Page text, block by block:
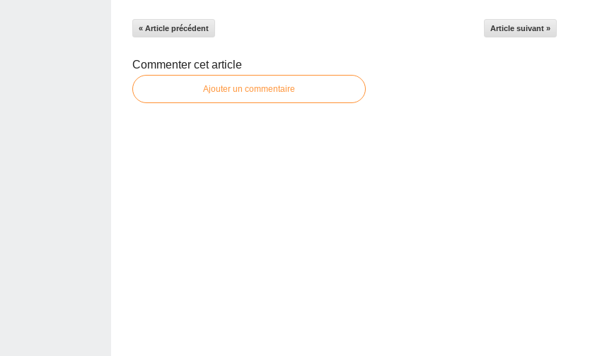
« Article précédent Article suivant »
Commenter cet article
Ajouter un commentaire